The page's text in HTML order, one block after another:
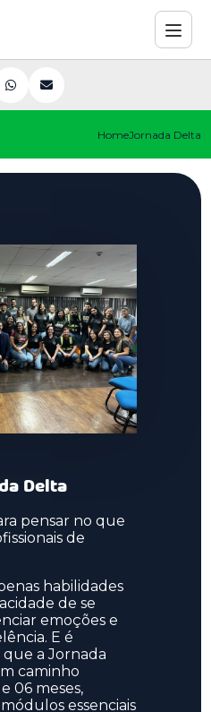
HomeJornada Delta
Delta
pensar no que
de
habilidades
de se
emoções e
E é
a Jornada
caminho
06 meses,
essenciais